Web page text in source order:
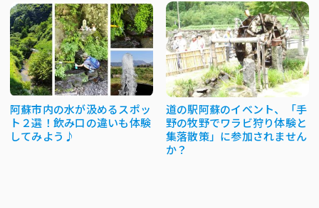
阿蘇市内の水が汲めるスポッ
ト２選！飲み口の違いも体験
してみよう♪
道の駅阿蘇のイベント、「手
野の牧野でワラビ狩り体験と
集落散策」に参加されません
か？